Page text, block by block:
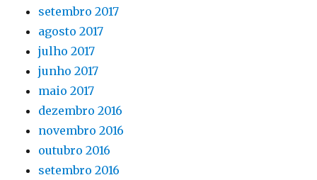
setembro 2017
agosto 2017
julho 2017
junho 2017
maio 2017
dezembro 2016
novembro 2016
outubro 2016
setembro 2016